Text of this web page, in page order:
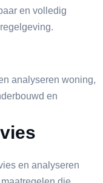
en volledig
analyseren woning,
en
en analyseren